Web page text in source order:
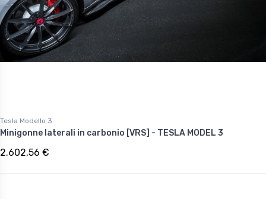
Tesla Modello 3
Minigonne laterali in carbonio [VRS] - TESLA MODEL 3
2.602,56 €